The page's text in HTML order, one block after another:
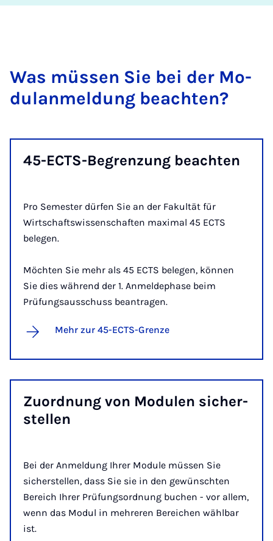
Was müs­sen Sie bei der Mo­
dulan­mel­dung be­ach­ten?
45-ECTS-Be­gren­zung be­ach­ten
Pro Semester dürfen Sie an der Fakultät für
Wirtschaftswissenschaften maximal 45 ECTS
belegen.
Möchten Sie mehr als 45 ECTS belegen, können
Sie dies während der 1. Anmeldephase beim
Prüfungsausschuss beantragen.
Mehr zur 45-ECTS-Grenze
Zu­ord­nung von Mo­du­len si­cher­
stel­len
Bei der Anmeldung Ihrer Module müssen Sie
sicherstellen, dass Sie sie in den gewünschten
Bereich Ihrer Prüfungsordnung buchen - vor allem,
wenn das Modul in mehreren Bereichen wählbar
ist.